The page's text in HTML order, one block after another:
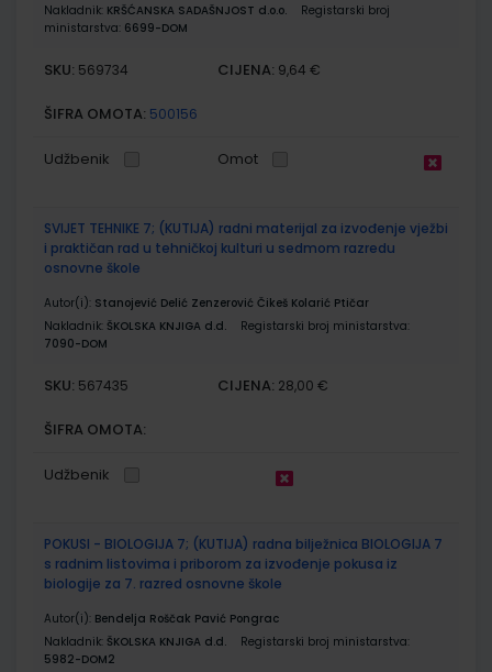
Nakladnik: KRŠĆANSKA SADAŠNJOST d.o.o.
Registarski broj
ministarstva: 6699-DOM
SKU: 569734 CIJENA: 9,64 €
ŠIFRA OMOTA: 500156
Udžbenik Omot
SVIJET TEHNIKE 7; (KUTIJA) radni materijal za izvođenje vježbi
i praktičan rad u tehničkoj kulturi u sedmom razredu
osnovne škole
Autor(i): Stanojević Delić Zenzerović Čikeš Kolarić Ptičar
Nakladnik: ŠKOLSKA KNJIGA d.d.
Registarski broj ministarstva:
7090-DOM
SKU: 567435 CIJENA: 28,00 €
ŠIFRA OMOTA:
Udžbenik
POKUSI - BIOLOGIJA 7; (KUTIJA) radna bilježnica BIOLOGIJA 7
s radnim listovima i priborom za izvođenje pokusa iz
biologije za 7. razred osnovne škole
Autor(i): Bendelja Roščak Pavić Pongrac
Nakladnik: ŠKOLSKA KNJIGA d.d.
Registarski broj ministarstva:
5982-DOM2